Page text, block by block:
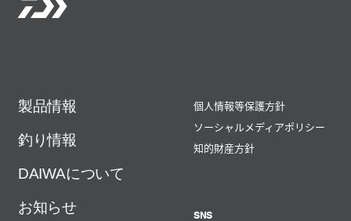
製品情報
釣り情報
DAIWAについて
お知らせ
個人情報等保護方針
ソーシャルメディアポリシー
知的財産方針
SNS